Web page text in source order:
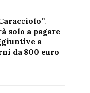
solo a pagare
a
da 800 euro